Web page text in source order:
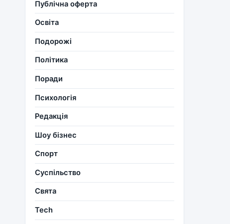
Публічна оферта
Освіта
Подорожі
Політика
Поради
Психологія
Редакція
Шоу бізнес
Спорт
Суспільство
Свята
Tech